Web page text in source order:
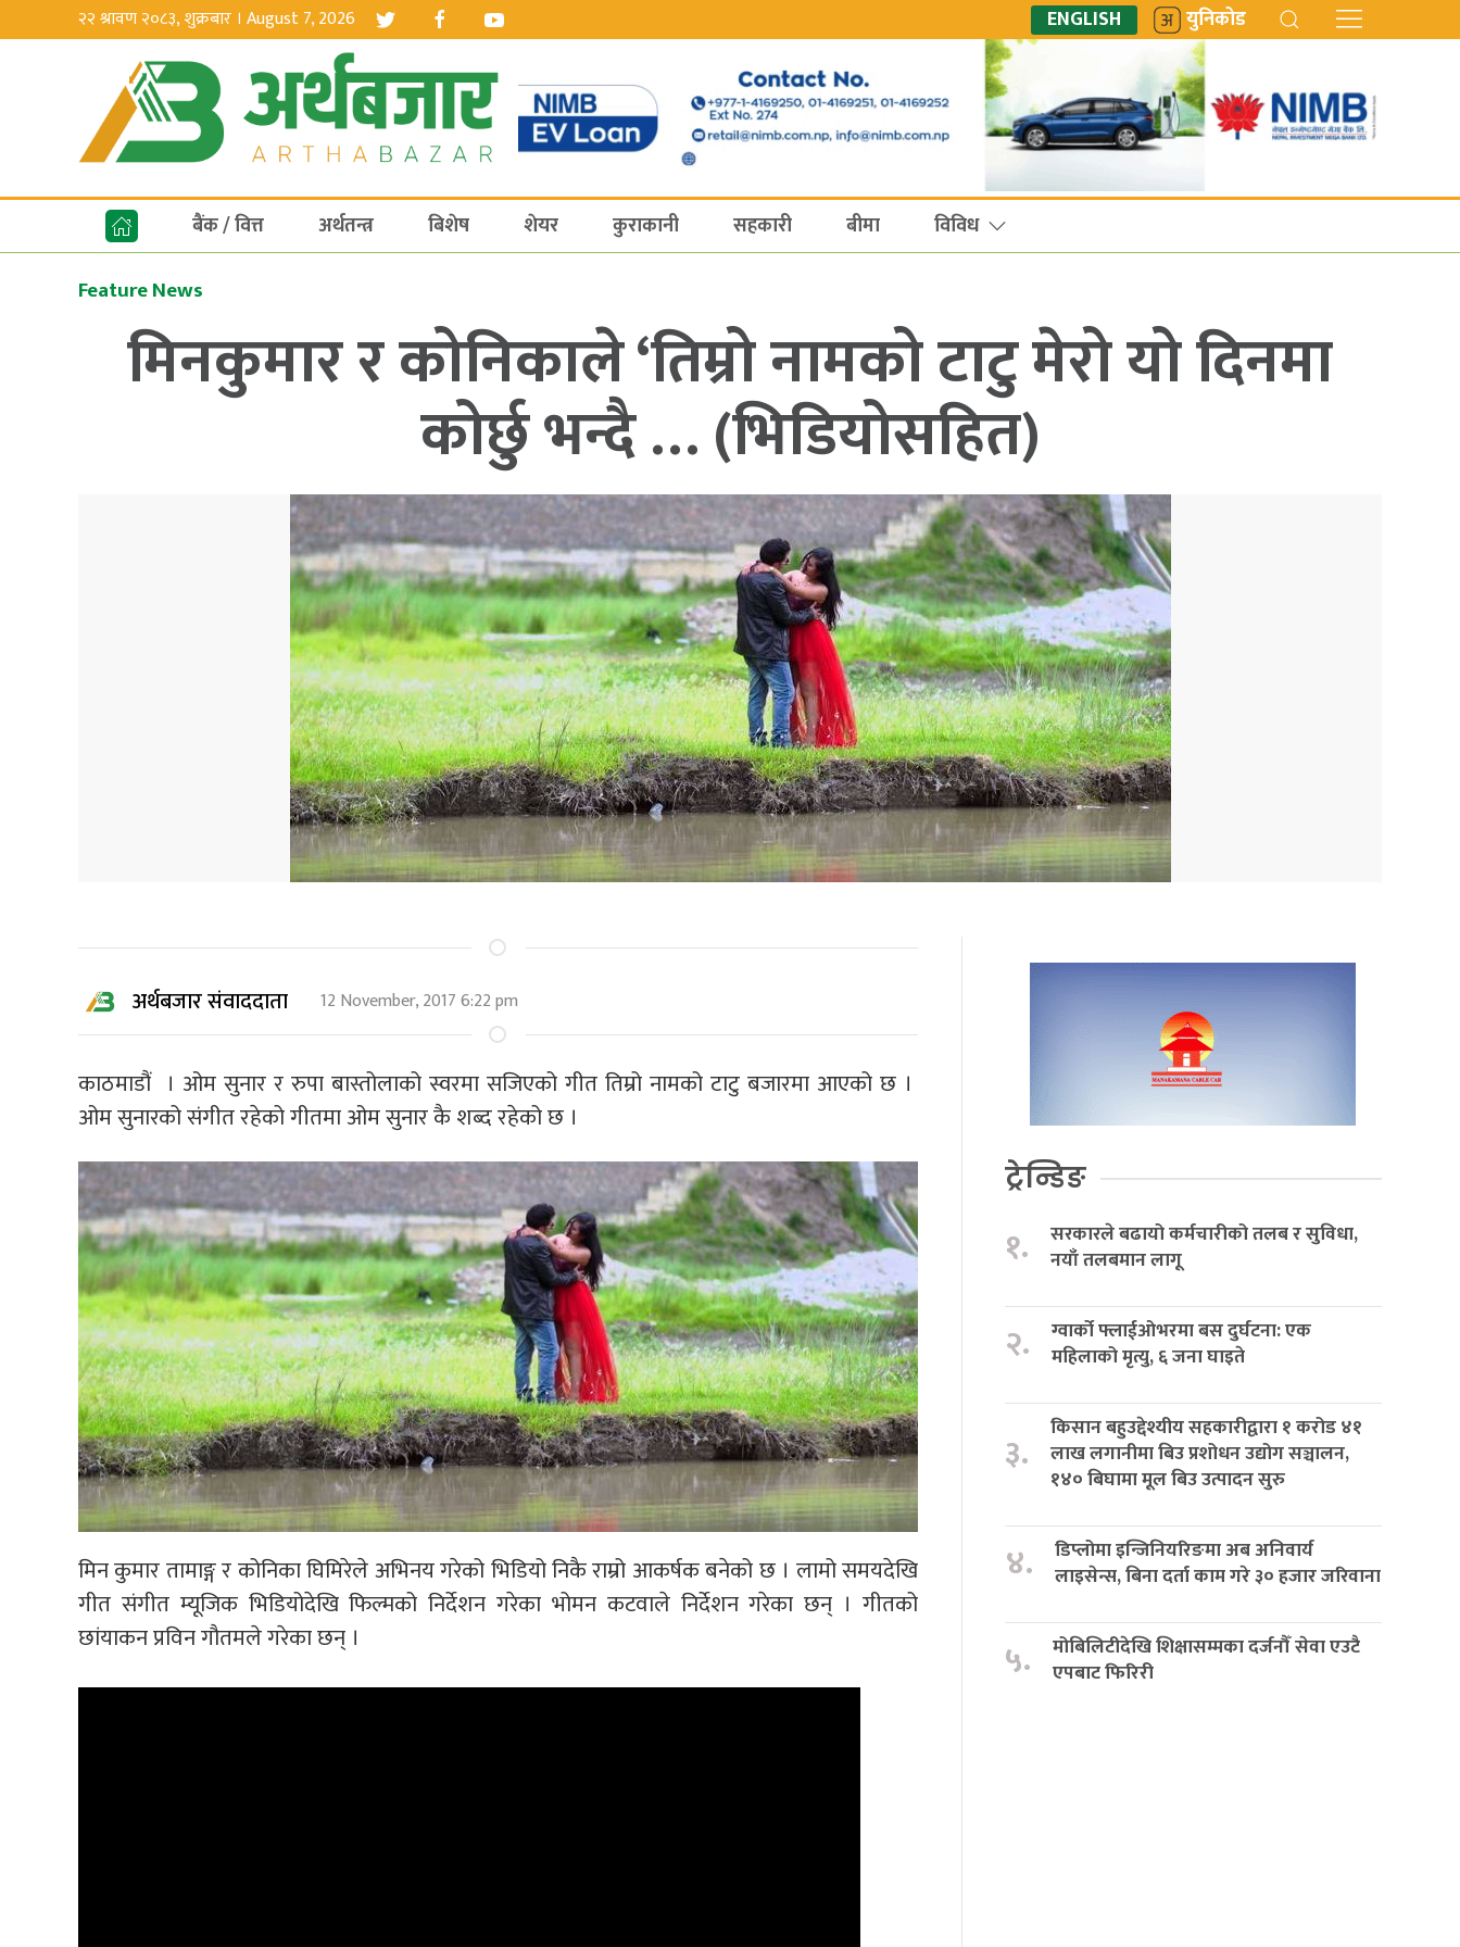
२२ श्रावण २०८३, शुक्रबार । August 7, 2026 ENGLISH युनिकोड
बैंक / वित्त अर्थतन्त्र बिशेष शेयर कुराकानी सहकारी बीमा विविध
Feature News
मिनकुमार र कोनिकाले ‘तिम्रो नामको टाटु मेरो यो दिनमा
कोर्छु भन्दै … (भिडियोसहित)
अर्थबजार संवाददाता 12 November, 2017 6:22 pm
काठमाडौं । ओम सुनार र रुपा बास्तोलाको स्वरमा सजिएको गीत तिम्रो नामको टाटु बजारमा आएको छ ।
ओम सुनारको संगीत रहेको गीतमा ओम सुनार कै शब्द रहेको छ ।
मिन कुमार तामाङ्ग र कोनिका घिमिरेले अभिनय गरेको भिडियो निकै राम्रो आकर्षक बनेको छ । लामो समयदेखि
गीत संगीत म्यूजिक भिडियोदेखि फिल्मको निर्देशन गरेका भोमन कटवाले निर्देशन गरेका छन् । गीतको
छांयाकन प्रविन गौतमले गरेका छन् ।
ट्रेन्डिङ
१.
सरकारले बढायो कर्मचारीको तलब र सुविधा,
नयाँ तलबमान लागू
२.
ग्वार्को फ्लाईओभरमा बस दुर्घटना: एक
महिलाको मृत्यु, ६ जना घाइते
३.
किसान बहुउद्देश्यीय सहकारीद्वारा १ करोड ४१
लाख लगानीमा बिउ प्रशोधन उद्योग सञ्चालन,
१४० बिघामा मूल बिउ उत्पादन सुरु
४.
डिप्लोमा इन्जिनियरिङमा अब अनिवार्य
लाइसेन्स, बिना दर्ता काम गरे ३० हजार जरिवाना
५.
मोबिलिटीदेखि शिक्षासम्मका दर्जनौँ सेवा एउटै
एपबाट फिरिरी